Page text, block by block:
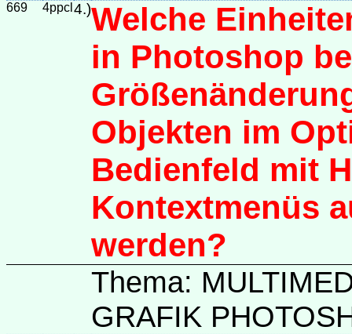
669 4ppcl 4.)Welche
in Photoshop
Objekten im
Bedienfeld mit
Kontextmenüs
werden?
Thema:
GRAFIK